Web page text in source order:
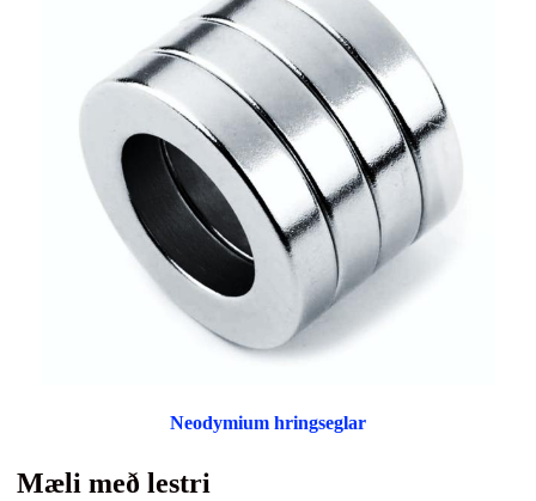
Neodymium hringseglar
Mæli með lestri